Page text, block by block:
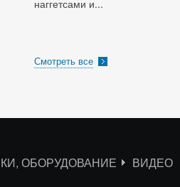
наггетсами и...
Смотреть все
ОБОРУДОВАНИЕ ВИДЕО